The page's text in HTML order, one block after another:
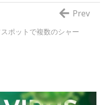
スポットで複数のシャー
Prev